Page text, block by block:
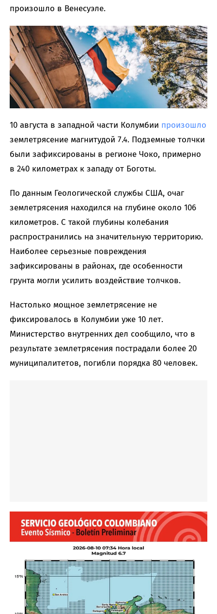
произошло в Венесуэле.
10 августа в западной части Колумбии произошло
землетрясение магнитудой 7.4. Подземные толчки
были зафиксированы в регионе Чоко, примерно
в 240 километрах к западу от Боготы.
По данным Геологической службы США, очаг
землетрясения находился на глубине около 106
километров. С такой глубины колебания
распространились на значительную территорию.
Наиболее серьезные повреждения
зафиксированы в районах, где особенности
грунта могли усилить воздействие толчков.
Настолько мощное землетрясение не
фиксировалось в Колумбии уже 10 лет.
Министерство внутренних дел сообщило, что в
результате землетрясения пострадали более 20
муниципалитетов, погибли порядка 80 человек.